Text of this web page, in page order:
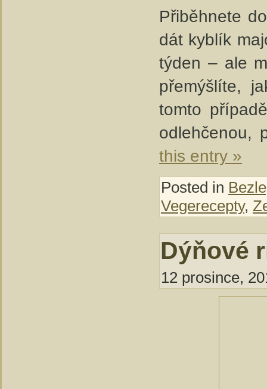
Přiběhnete
dát kyblík
týden – ale
přemýšlíte,
tomto
odlehčenou,
this entry »
Posted in
Vegerecepty,
Dýňové
12 prosince,